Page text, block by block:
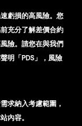
虧損的高風險。您
充分了解差價合約
險。請您在與我們
明「PDS」，風險
求納入考慮範圍，
內容。